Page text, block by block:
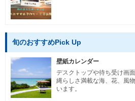
旬のおすすめPick Up
壁紙カレンダー
デスクトップや待ち受け画
縄らしさ満載な海、花、風
います。